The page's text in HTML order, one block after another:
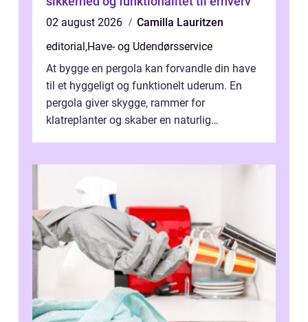
02 august 2026
Camilla Lauritzen
editorial,Have- og Udendørsservice
At bygge en pergola kan forvandle din have
til et hyggeligt og funktionelt uderum. En
pergola giver skygge, rammer for
klatreplanter og skaber en naturlig